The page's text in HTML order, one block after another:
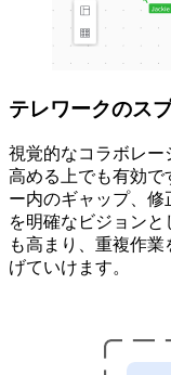
テレワークのス
視覚的なコラボレー
高める上でも有効で
ー内のギャップ、修
を明確なビジョン
も高まり、重複作
げていけます。